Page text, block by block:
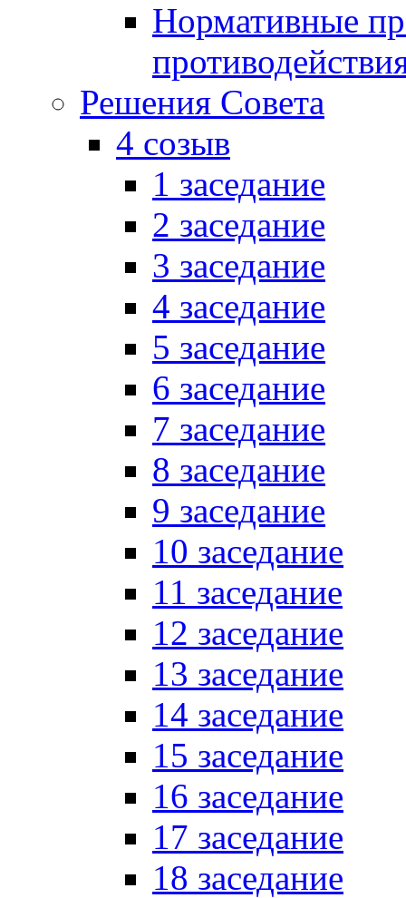
Нормативные
Решения Совета
4 созыв
1 заседание
2 заседание
3 заседание
4 заседание
5 заседание
6 заседание
7 заседание
8 заседание
9 заседание
10 заседание
11 заседание
12 заседание
13 заседание
14 заседание
15 заседание
16 заседание
17 заседание
18 заседание